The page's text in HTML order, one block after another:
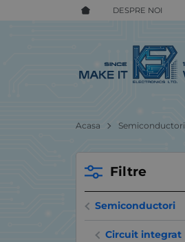
DESPRE NOI
Acasa Semiconductori
Filtre
Semiconductori
Circuit integrat